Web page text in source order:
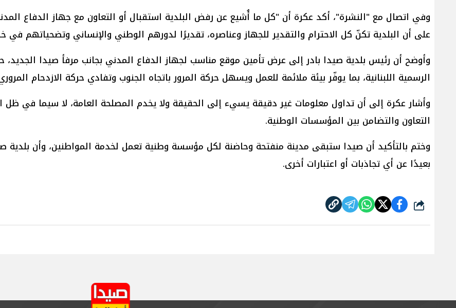
وفي اتصال مع "النشرة"، أكد عكرة أن "كل ما أُشيع عن رفض البلدية استقبال أو التعاون مع جهاز الدفاع
على أن البلدية تكنّ كل الاحترام والتقدير للجهاز وعناصره، تقديرًا لدورهم الوطني والإنساني وتضحياتهم في
وأوضح أن رئيس بلدية صيدا بادر إلى عرض تأمين موقع مناسب لجهاز الدفاع المدني بجانب مرفأ صيدا
الرسمية اللبنانية، بما يوفّر بيئة ملائمة للعمل ويسهل حركة المرور باتجاه الجنوب وتفادي حركة الازدحام
وأشار عكرة إلى أن تداول معلومات غير دقيقة يسيء إلى الحقيقة ولا يخدم المصلحة العامة، لا سيما في ظل
التعاون والتضامن بين المؤسسات الوطنية.
وختم بالتأكيد أن صيدا ستبقى مدينة منفتحة وحاضنة لكل مؤسسة وطنية تعمل لخدمة المواطنين، وأن بلدية
بعيدًا عن أي تجاذبات أو اعتبارات أخرى.
شارك